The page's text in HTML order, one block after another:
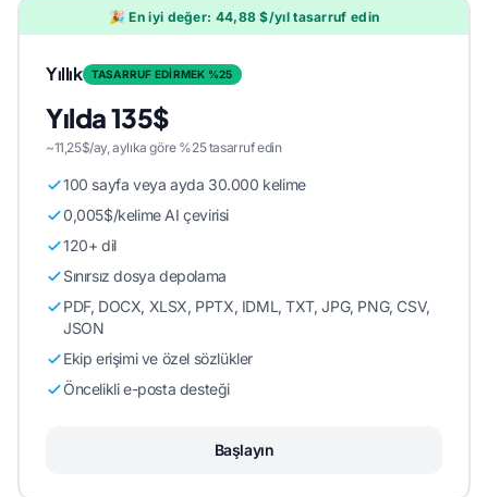
🎉 En iyi değer: 44,88 $/yıl tasarruf edin
Yıllık TASARRUF EDİRMEK %25
Yılda 135$
~11,25$/ay, aylıka göre %25 tasarruf edin
100 sayfa veya ayda 30.000 kelime
0,005$/kelime AI çevirisi
120+ dil
Sınırsız dosya depolama
PDF, DOCX, XLSX, PPTX, IDML, TXT, JPG, PNG, CSV,
JSON
Ekip erişimi ve özel sözlükler
Öncelikli e-posta desteği
Başlayın